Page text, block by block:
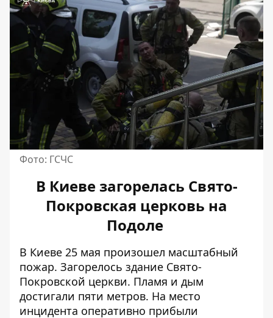
Фото: ГСЧС
В Киеве загорелась Свято-
Покровская церковь на
Подоле
В Киеве 25 мая произошел масштабный
пожар. Загорелось здание Свято-
Покровской церкви. Пламя и дым
достигали пяти метров. На место
инцидента оперативно прибыли